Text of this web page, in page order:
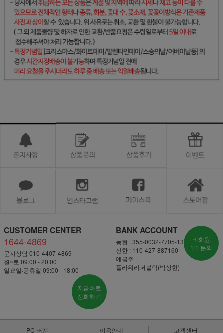
CUSTOMER CENTER
1644-4869
문자상담 010-4407-4869
월~토 09:00 - 20:00
일요일·공휴일 09:00 - 18:00
지금바로
전화하기
BANK ACCOUNT
농협 : 355-0032-7705-13
신한 : 110-427-887160
예금주 :
플라워리퍼블릭(박상현)
비회원
1:1 문의
PC 버전 이용안내 고객센터